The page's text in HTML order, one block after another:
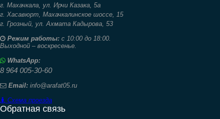
г. Махачкала, ул. Ирчи Казака, 5а
г. Хасавюрт, Махачкалинское шоссе, 15
г. Грозный, ул. Ахмата Кадырова, 53
Режим работы: с 10:00 до 18:00.
Выходной – воскресенье.
WhatsApp:
8 964 005-30-60
Email: info@arafat05.ru
Схема проезда
Обратная связь